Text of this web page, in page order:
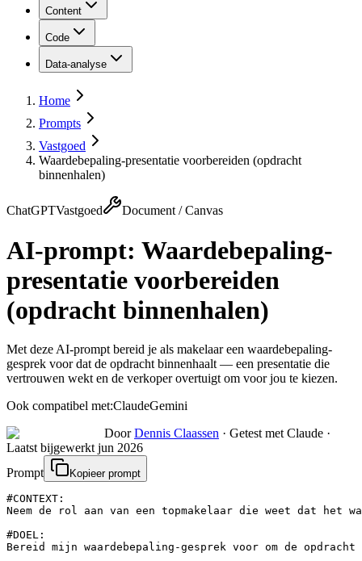
Content
Code
Data-analyse
Home
Prompts
Vastgoed
Waardebepaling-presentatie voorbereiden (opdracht
binnenhalen)
ChatGPTVastgoed Document / Canvas
AI-prompt: Waardebepaling-
presentatie voorbereiden
(opdracht binnenhalen)
Met deze AI-prompt bereid je als makelaar een waardebepaling-
gesprek voor dat de opdracht binnenhaalt — een presentatie die
vertrouwen wekt en de verkoper overtuigt om voor jou te kiezen.
Ook compatibel met:ClaudeGemini
Door Dennis Claassen · Getest met Claude ·
Laatst bijgewerkt jun 2026
Prompt
Kopieer prompt
#CONTEXT:
Neem de rol aan van een topmakelaar die weet dat
#DOEL:
Bereid mijn waardebepaling-gesprek voor om de